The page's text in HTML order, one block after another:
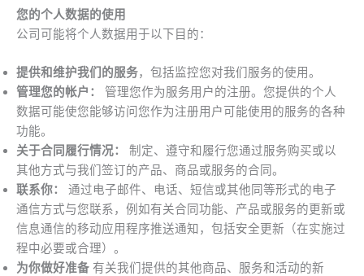
您的个人数据的使用
公司可能将个人数据用于以下目的：
提供和维护我们的服务，包括监控您对我们服务的使用。
管理您的帐户：
管理您作为服务用户的注册。您提供的个人
数据可能使您能够访问您作为注册用户可能使用的服务的各种
功能。
关于合同履行情况：
制定、遵守和履行您通过服务购买或以
其他方式与我们签订的产品、商品或服务的合同。
联系你：
通过电子邮件、电话、短信或其他同等形式的电子
通信方式与您联系，例如有关合同功能、产品或服务的更新或
信息通信的移动应用程序推送通知，包括安全更新（在实施过
程中必要或合理）。
为你做好准备 有关我们提供的其他商品、服务和活动的新